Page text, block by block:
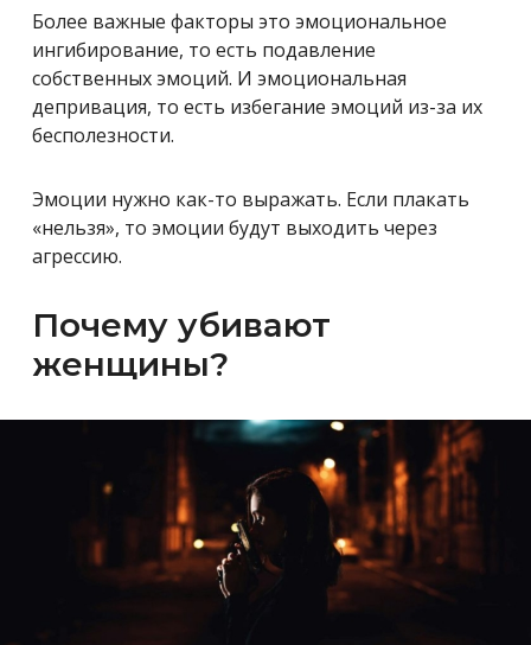
Более важные факторы это эмоциональное
ингибирование, то есть подавление
собственных эмоций. И эмоциональная
депривация, то есть избегание эмоций из-за их
бесполезности.
Эмоции нужно как-то выражать. Если плакать
«нельзя», то эмоции будут выходить через
агрессию.
Почему убивают
женщины?